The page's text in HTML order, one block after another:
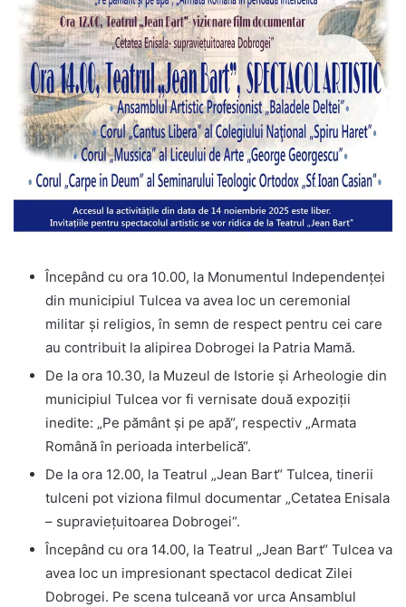
Începând cu ora 10.00, la Monumentul Independenței
din municipiul Tulcea va avea loc un ceremonial
militar și religios, în semn de respect pentru cei care
au contribuit la alipirea Dobrogei la Patria Mamă.
De la ora 10.30, la Muzeul de Istorie și Arheologie din
municipiul Tulcea vor fi vernisate două expoziții
inedite: „Pe pământ și pe apă“, respectiv „Armata
Română în perioada interbelică“.
De la ora 12.00, la Teatrul „Jean Bart“ Tulcea, tinerii
tulceni pot viziona filmul documentar „Cetatea Enisala
– supraviețuitoarea Dobrogei“.
Începând cu ora 14.00, la Teatrul „Jean Bart“ Tulcea va
avea loc un impresionant spectacol dedicat Zilei
Dobrogei. Pe scena tulceană vor urca Ansamblul